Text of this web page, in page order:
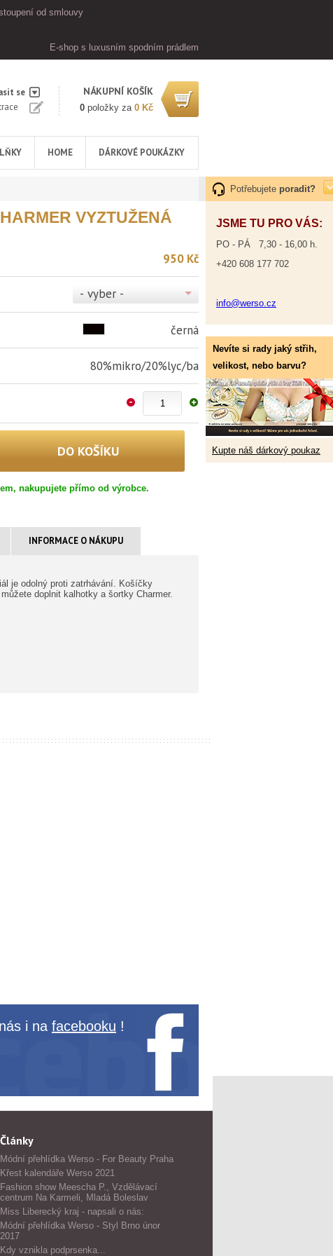
od smlouvy
E-shop s luxusním spodním prádlem
se
NÁKUPNÍ KOŠÍK
0 položky za 0 Kč
HOME DÁRKOVÉ POUKÁZKY
Potřebujete poradit?
JSME TU PRO VÁS:
PO - PÁ 7,30 - 16,00 h.
+420 608 177 702
info@werso.cz
Nevíte si rady jaký střih,
velikost, nebo barvu?
Kupte náš dárkový poukaz
VYZTUŽENÁ
950 Kč
- vyber -
černá
80%mikro/20%lyc/ba
nakupujete přímo od výrobce.
INFORMACE O NÁKUPU
je odolný proti zatrhávání. Košíčky
doplnit kalhotky a šortky Charmer.
i na facebooku !
Články
Módní přehlídka Werso - For Beauty Praha
Křest kalendáře Werso 2021
Fashion show Meescha P., Vzdělávací
centrum Na Karmeli, Mladá Boleslav
Miss Liberecký kraj - napsali o nás:
Módní přehlídka Werso - Styl Brno únor
2017
Kdy vznikla podprsenka...